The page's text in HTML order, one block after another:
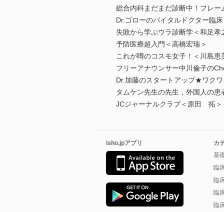
総合内科まだまだ診断中！フレ
Dr.ゴローのバイタルドクター臨
失敗から学ぶウラ診断学＜和足孝
予防医療超入門＜高橋宏瑞＞
これが噂のコスモ女子！＜川島恵
フリーアナウンサー中川倫子の
Dr.加藤のスタートアップ★ワク
タムケン先生の先生，外国人の
JCジャーナルクラブ＜原田 拓＞
isho.jpアプリ
カ
基
臨
臨
臨
臨